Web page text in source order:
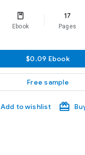
Ebook
17
Pages
$0.09 Ebook
Free sample
Add to wishlist